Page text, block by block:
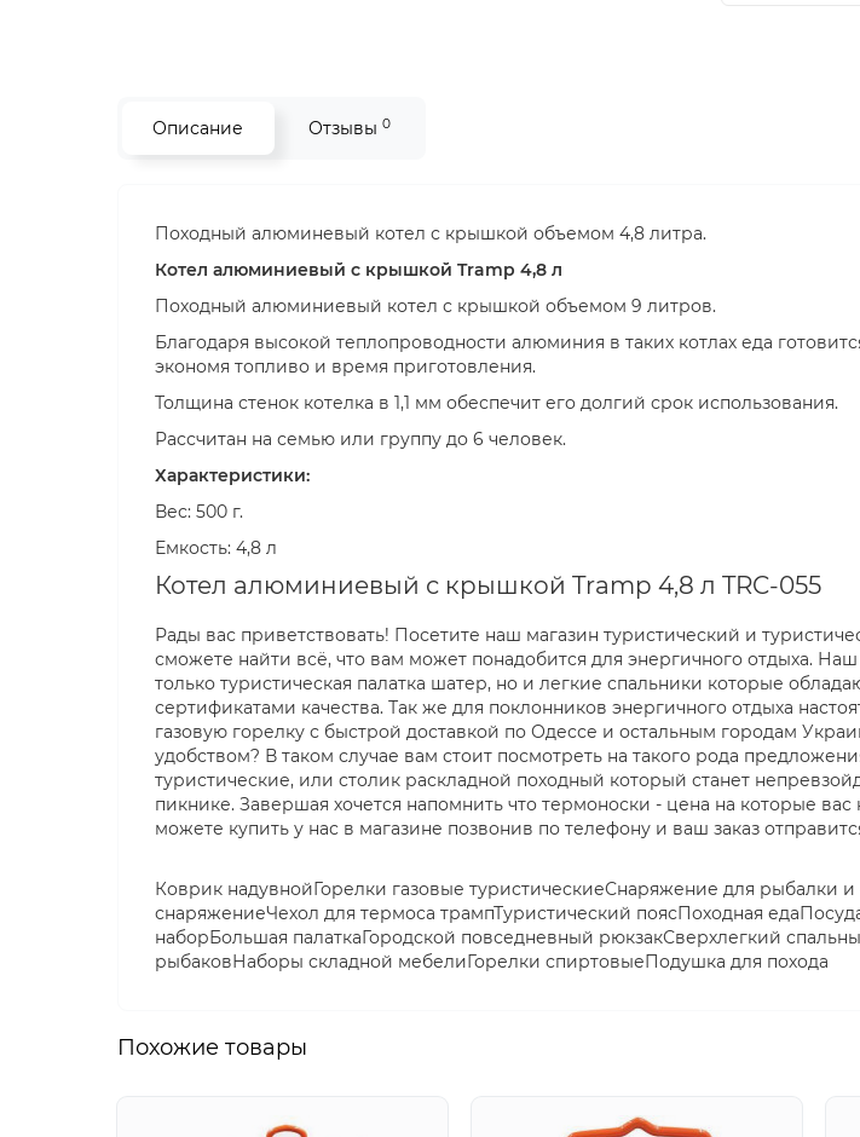
Описание Отзывы 0
Походный алюминевый котел с крышкой объемом 4,8 литра.
Котел алюминиевый с крышкой Tramp 4,8 л
Походный алюминиевый котел с крышкой объемом 9 литров.
Благодаря высокой теплопроводности алюминия в таких котлах еда
экономя топливо и время приготовления.
Толщина стенок котелка в 1,1 мм обеспечит его долгий срок использования.
Рассчитан на семью или группу до 6 человек.
Характеристики:
Вес: 500 г.
Емкость: 4,8 л
Котел алюминиевый с крышкой Tramp 4,8 л TRC-055
Рады вас приветствовать! Посетите наш магазин туристический и
сможете найти всё, что вам может понадобится для энергичного отдыха.
только туристическая палатка шатер, но и легкие спальники которые
сертификатами качества. Так же для поклонников энергичного отдыха
газовую горелку с быстрой доставкой по Одессе и остальным городам
удобством? В таком случае вам стоит посмотреть на такого рода
туристические, или столик раскладной походный который станет
пикнике. Завершая хочется напомнить что термоноски - цена на которые
можете купить у нас в магазине позвонив по телефону и ваш заказ
Коврик надувнойГорелки газовые туристическиеСнаряжение для рыбалки и
снаряжениеЧехол для термоса трампТуристический поясПоходная
наборБольшая палаткаГородской повседневный рюкзакСверхлегкий
рыбаковНаборы складной мебелиГорелки спиртовыеПодушка для похода
Похожие товары